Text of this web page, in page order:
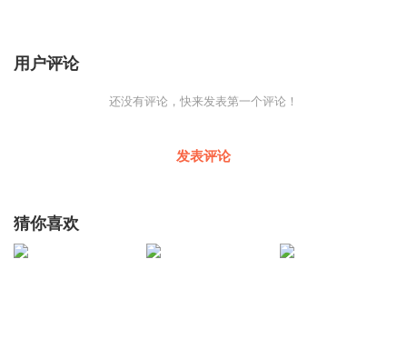
用户评论
还没有评论，快来发表第一个评论！
发表评论
猜你喜欢